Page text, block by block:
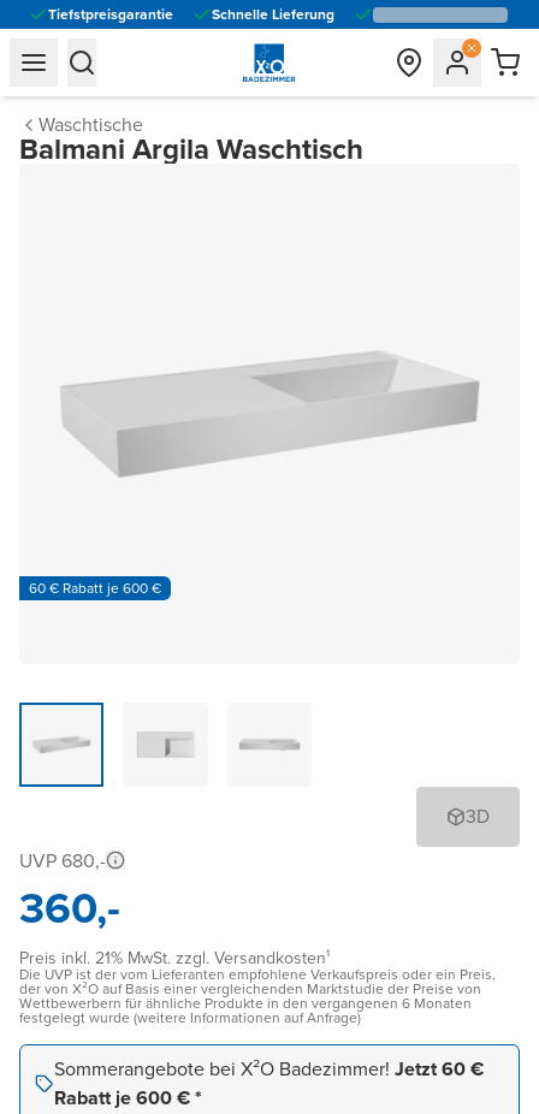
Tiefstpreisgarantie Schnelle Lieferung
general.navigation.toggle_menu.label
general.navigation.toggle_menu.label
Waschtische
Balmani Argila Waschtisch
60 € Rabatt je 600 €
3D
UVP 680,-
360,-
Preis inkl. 21% MwSt. zzgl. Versandkosten¹
Die UVP ist der vom Lieferanten empfohlene Verkaufspreis oder ein Preis,
der von X²O auf Basis einer vergleichenden Marktstudie der Preise von
Wettbewerbern für ähnliche Produkte in den vergangenen 6 Monaten
festgelegt wurde (weitere Informationen auf Anfrage)
Sommerangebote bei X²O Badezimmer! Jetzt 60 €
Rabatt je 600 € *